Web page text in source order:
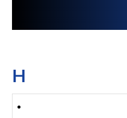
H